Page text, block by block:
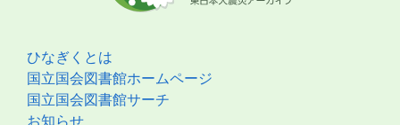
ひなぎくとは
国立国会図書館ホームページ
国立国会図書館サーチ
お知らせ